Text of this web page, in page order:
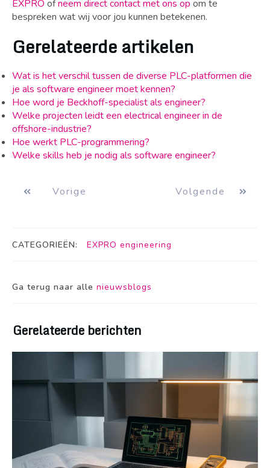
EXPRO ofneem direct contact met ons op om te
bespreken wat wij voor jou kunnen betekenen.
Gerelateerde artikelen
Wat is het verschil tussen de diverse PLC-platformen die
je als software engineer moet kennen?
Hoe word je Beckhoff-specialist als engineer?
Welke projecten leidt een electrical engineer in de
offshore-industrie?
Hoe werkt PLC-programmering?
Welke skills heb je nodig als software engineer?
Vorige Volgende
CATEGORIEËN: EXPRO engineering
Ga terug naar alle nieuwsblogs
Gerelateerde berichten